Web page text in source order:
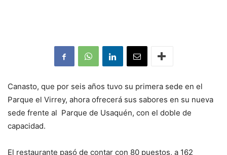
Canasto, que por seis años tuvo su primera sede en el
Parque el Virrey, ahora ofrecerá sus sabores en su nueva
sede frente al Parque de Usaquén, con el doble de
capacidad.
El restaurante pasó de contar con 80 puestos, a 162